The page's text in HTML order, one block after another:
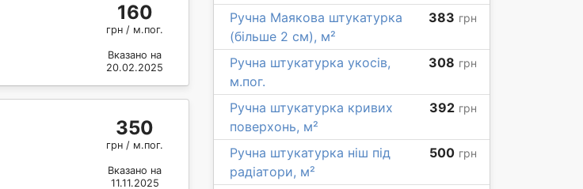
160
грн / м.пог.
Вказано на
20.02.2025
350
грн / м.пог.
Вказано на
11.11.2025
Ручна Маякова штукатурка
(більше 2 см), м²
383 грн
Ручна штукатурка укосів,
м.пог.
308 грн
Ручна штукатурка кривих
поверхонь, м²
392 грн
Ручна штукатурка ніш під
радіатори, м²
500 грн